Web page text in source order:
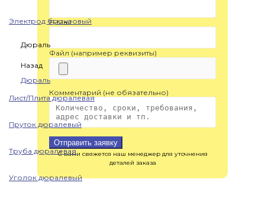
Электрод бронзовый
Дюраль
Назад
Дюраль
Лист/Плита дюралевая
Пруток дюралевый
Труба дюралевая
Уголок дюралевый
E-Mail
Файл (например реквизиты)
Комментарий (не обязательно)
Отправить заявку
С вами свяжется наш менеджер для уточнения
деталей заказа